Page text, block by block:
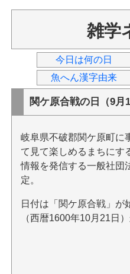
雑学
今日は何の日
魚へん漢字由来
関ケ原合戦の日（9月
岐阜県不破郡関ケ原町に
て見て楽しめるまちにす
情報を発信する一般社団
定。
日付は「関ケ原合戦」が
（西暦1600年10月21日）